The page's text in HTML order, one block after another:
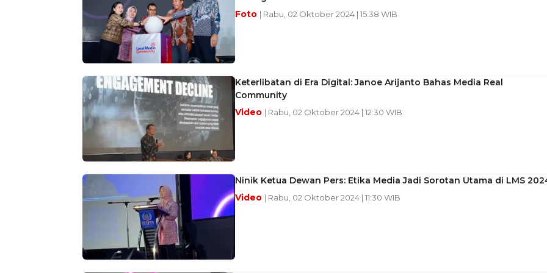
Foto | Rabu, 02 Oktober 2024 | 15:38 WIB
Keterlibatan di Era Digital: Janoe Arijanto Bahas Media Real
Community
Video | Rabu, 02 Oktober 2024 | 12:30 WIB
Ninik Ketua Dewan Pers: Etika Media Jadi Sorotan Utama di LMS
Video | Rabu, 02 Oktober 2024 | 11:30 WIB